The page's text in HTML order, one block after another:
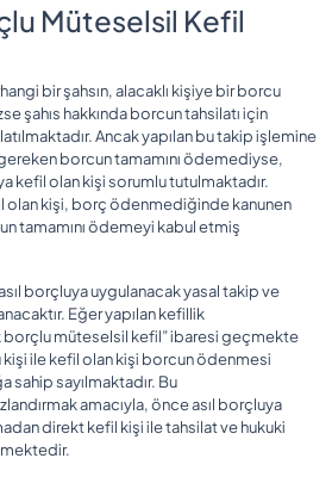
Müteselsil Kefil
bir şahsın, alacaklı kişiye bir borcu
şahıs hakkında borcun tahsilatı için
Ancak yapılan bu takip işlemine
borcun tamamını ödemediyse,
kefil olan kişi sorumlu tutulmaktadır.
olan kişi, borç ödenmediğinde kanunen
tamamını ödemeyi kabul etmiş
borçluya uygulanacak yasal takip ve
Eğer yapılan kefillik
müteselsil kefil” ibaresi geçmekte
kişi ile kefil olan kişi borcun ödenmesi
sahip sayılmaktadır. Bu
amacıyla, önce asıl borçluya
direkt kefil kişi ile tahsilat ve hukuki